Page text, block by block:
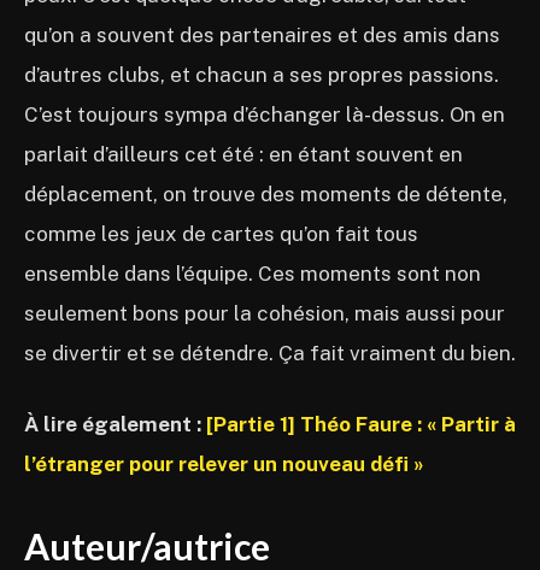
qu’on a souvent des partenaires et des amis dans
d’autres clubs, et chacun a ses propres passions.
C’est toujours sympa d’échanger là-dessus. On en
parlait d’ailleurs cet été : en étant souvent en
déplacement, on trouve des moments de détente,
comme les jeux de cartes qu’on fait tous
ensemble dans l’équipe. Ces moments sont non
seulement bons pour la cohésion, mais aussi pour
se divertir et se détendre. Ça fait vraiment du bien.
À lire également : [Partie 1] Théo Faure : « Partir à
l’étranger pour relever un nouveau défi »
Auteur/autrice